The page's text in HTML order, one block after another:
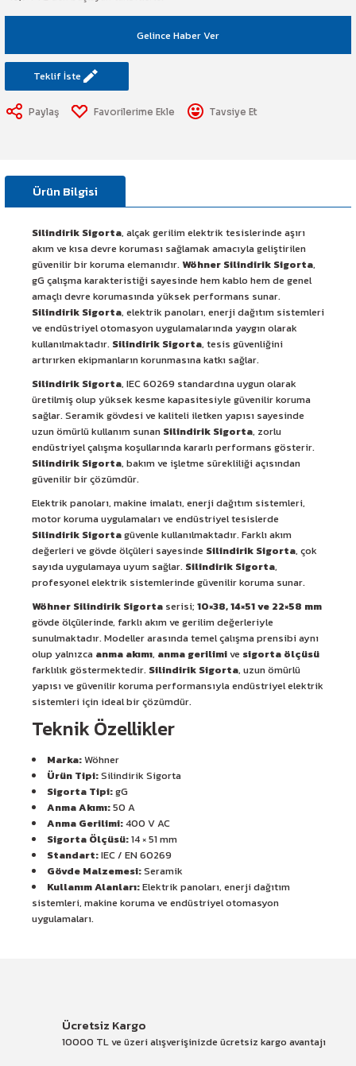
Etiketi
& Barikat ve Toprakaltı
Gelince Haber Ver
Teklif İste
Tavsiye Et
Paylaş
Ürün Bilgisi
Silindirik Sigorta, alçak gerilim elektrik tesislerinde aşırı
akım ve kısa devre koruması sağlamak amacıyla geliştirilen
güvenilir bir koruma elemanıdır. Wöhner Silindirik Sigorta,
gG çalışma karakteristiği sayesinde hem kablo hem de genel
amaçlı devre korumasında yüksek performans sunar.
Silindirik Sigorta, elektrik panoları, enerji dağıtım sistemleri
ve endüstriyel otomasyon uygulamalarında yaygın olarak
kullanılmaktadır. Silindirik Sigorta, tesis güvenliğini
artırırken ekipmanların korunmasına katkı sağlar.
Silindirik Sigorta, IEC 60269 standardına uygun olarak
üretilmiş olup yüksek kesme kapasitesiyle güvenilir koruma
sağlar. Seramik gövdesi ve kaliteli iletken yapısı sayesinde
uzun ömürlü kullanım sunan Silindirik Sigorta, zorlu
endüstriyel çalışma koşullarında kararlı performans gösterir.
Silindirik Sigorta, bakım ve işletme sürekliliği açısından
güvenilir bir çözümdür.
Elektrik panoları, makine imalatı, enerji dağıtım sistemleri,
motor koruma uygulamaları ve endüstriyel tesislerde
Silindirik Sigortagüvenle kullanılmaktadır. Farklı akım
değerleri ve gövde ölçüleri sayesinde Silindirik Sigorta, çok
sayıda uygulamaya uyum sağlar. Silindirik Sigorta,
profesyonel elektrik sistemlerinde güvenilir koruma sunar.
Wöhner Silindirik Sigorta serisi; 10×38, 14×51 ve 22×58 mm
gövde ölçülerinde, farklı akım ve gerilim değerleriyle
sunulmaktadır. Modeller arasında temel çalışma prensibi aynı
olup yalnızca anma akımı, anma gerilimive sigorta ölçüsü
farklılık göstermektedir. Silindirik Sigorta, uzun ömürlü
yapısı ve güvenilir koruma performansıyla endüstriyel elektrik
sistemleri için ideal bir çözümdür.
Teknik Özellikler
Marka:Wöhner
Ürün Tipi:Silindirik Sigorta
Sigorta Tipi:gG
Anma Akımı:50 A
Anma Gerilimi:400 V AC
Sigorta Ölçüsü:14 × 51 mm
Standart:IEC / EN 60269
Gövde Malzemesi:Seramik
Kullanım Alanları:Elektrik panoları, enerji dağıtım
sistemleri, makine koruma ve endüstriyel otomasyon
uygulamaları.
Ücretsiz Kargo
10000 TL ve üzeri alışverişinizde ücretsiz kargo avantajı